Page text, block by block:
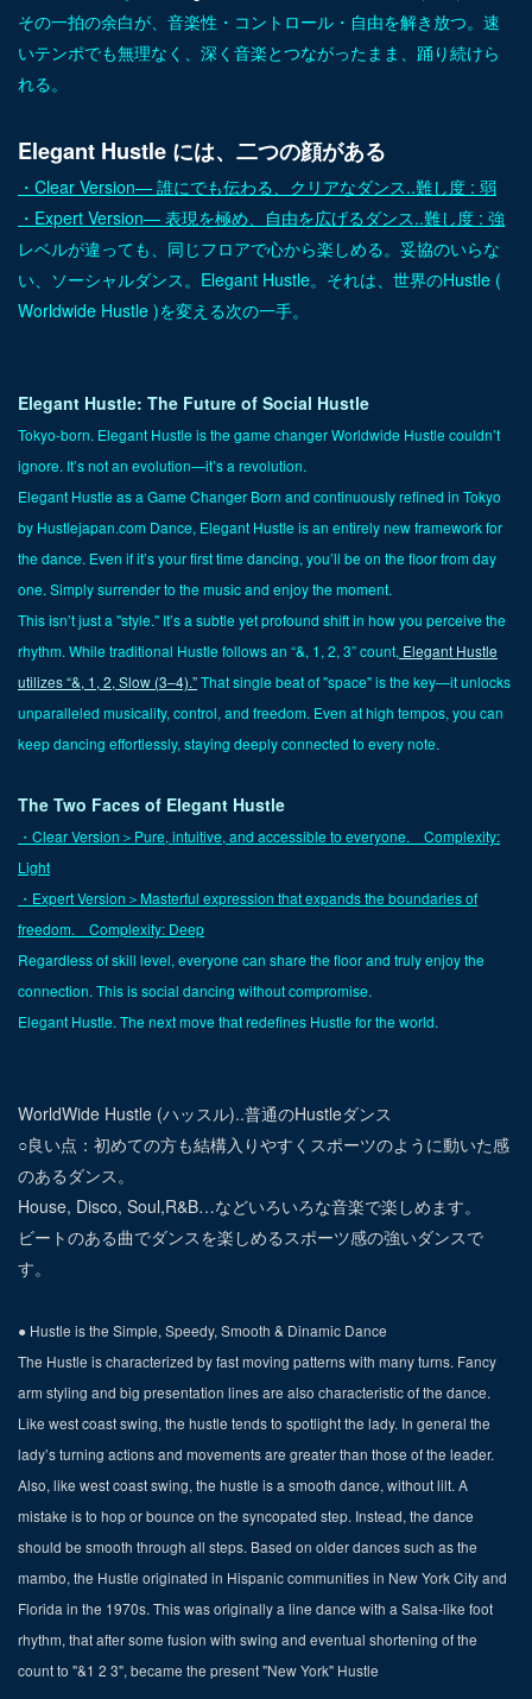
その一拍の余白が、音楽性・コントロール・自由を解き放つ。速
いテンポでも無理なく、深く音楽とつながったまま、踊り続けら
れる。
Elegant Hustle には、二つの顔がある
・Clear Version— 誰にでも伝わる、クリアなダンス..難し度 : 弱
・Expert Version— 表現を極め、自由を広げるダンス..難し度 : 強
レベルが違っても、同じフロアで心から楽しめる。妥協のいらな
い、ソーシャルダンス。Elegant Hustle。それは、世界のHustle (
Worldwide Hustle )を変える次の一手。
Elegant Hustle: The Future of Social Hustle
Tokyo-born. Elegant Hustle is the game changer Worldwide Hustle couldn’t
ignore. It’s not an evolution—it’s a revolution.
Elegant Hustle as a Game Changer Born and continuously refined in Tokyo
by Hustlejapan.com Dance, Elegant Hustle is an entirely new framework for
the dance. Even if it’s your first time dancing, you’ll be on the floor from day
one. Simply surrender to the music and enjoy the moment.
This isn’t just a "style." It’s a subtle yet profound shift in how you perceive the
rhythm. While traditional Hustle follows an “&, 1, 2, 3” count, Elegant Hustle
utilizes “&, 1, 2, Slow (3–4).”That single beat of "space" is the key—it unlocks
unparalleled musicality, control, and freedom. Even at high tempos, you can
keep dancing effortlessly, staying deeply connected to every note.
The Two Faces of Elegant Hustle
・Clear Version＞ Pure, intuitive, and accessible to everyone. Complexity:
Light
・Expert Version＞ Masterful expression that expands the boundaries of
freedom. Complexity: Deep
Regardless of skill level, everyone can share the floor and truly enjoy the
connection. This is social dancing without compromise.
Elegant Hustle. The next move that redefines Hustle for the world.
WorldWide Hustle (ハッスル)..普通のHustleダンス
○良い点：初めての方も結構入りやすくスポーツのように動いた感
のあるダンス。
House, Disco, Soul,R&B…などいろいろな音楽で楽しめます。
ビートのある曲でダンスを楽しめるスポーツ感の強いダンスで
す。
● Hustle is the Simple, Speedy, Smooth & Dinamic Dance
The Hustle is characterized by fast moving patterns with many turns. Fancy
arm styling and big presentation lines are also characteristic of the dance.
Like west coast swing, the hustle tends to spotlight the lady. In general the
lady’s turning actions and movements are greater than those of the leader.
Also, like west coast swing, the hustle is a smooth dance, without lilt. A
mistake is to hop or bounce on the syncopated step. Instead, the dance
should be smooth through all steps. Based on older dances such as the
mambo, the Hustle originated in Hispanic communities in New York City and
Florida in the 1970s. This was originally a line dance with a Salsa-like foot
rhythm, that after some fusion with swing and eventual shortening of the
count to "&1 2 3", became the present "New York" Hustle